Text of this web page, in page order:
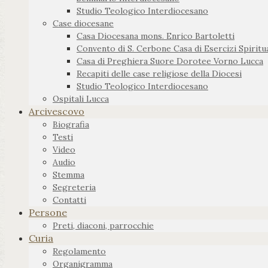
Studio Teologico Interdiocesano
Case diocesane
Casa Diocesana mons. Enrico Bartoletti
Convento di S. Cerbone Casa di Esercizi
Casa di Preghiera Suore Dorotee Vorno Lucca
Recapiti delle case religiose della Diocesi
Studio Teologico Interdiocesano
Ospitali Lucca
Arcivescovo
Biografia
Testi
Video
Audio
Stemma
Segreteria
Contatti
Persone
Preti, diaconi, parrocchie
Curia
Regolamento
Organigramma